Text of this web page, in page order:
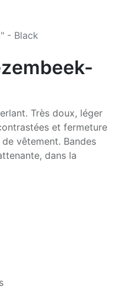
- Black
Très doux, léger
et fermeture
vêtement. Bandes
dans la